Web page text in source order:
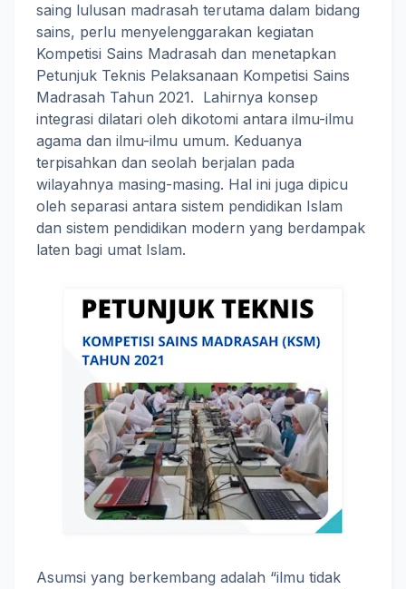
saing lulusan madrasah terutama dalam bidang
sains, perlu menyelenggarakan kegiatan
Kompetisi Sains Madrasah dan menetapkan
Petunjuk Teknis Pelaksanaan Kompetisi Sains
Madrasah Tahun 2021. Lahirnya konsep
integrasi dilatari oleh dikotomi antara ilmu-ilmu
agama dan ilmu-ilmu umum. Keduanya
terpisahkan dan seolah berjalan pada
wilayahnya masing-masing. Hal ini juga dipicu
oleh separasi antara sistem pendidikan Islam
dan sistem pendidikan modern yang berdampak
laten bagi umat Islam.
Asumsi yang berkembang adalah “ilmu tidak